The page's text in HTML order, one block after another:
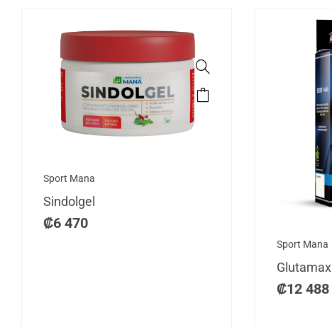
Sport Mana
Sindolgel
₡6 470
Sport Mana
Glutamax
₡12 488